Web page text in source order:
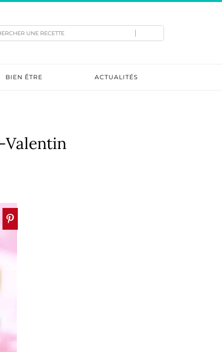
BIEN ÊTRE ACTUALITÉS
Valentin